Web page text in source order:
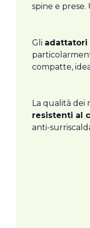
spine e
Gli adattatori
compatte,
La qualità dei
resistenti al
anti-